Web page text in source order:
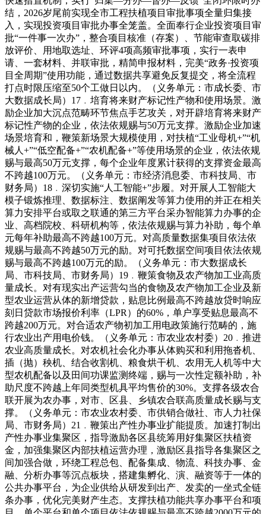
结，2026岁尾前实现全市工程扶植项目审批事项全量归集接
入，实现投资项目审批办事全笼盖。全面奉行企业投资项目审
批“一件事一次办”，整合项目核准（存案）、节能审查取碳排
放评价、用地取选址、环评4项高频审批事项，实行一表申
请、一套材料、并联审批，精简申报材料，完美“政务·投资项
目全周期”使用功能，通过数据共享避免反复提交，将全流程
打点时限压缩至50个工做日以内。（义务单元：市成长委、市
大数据成长局）17﹒培育将来财产标记性产物和使用场景。激
励企业加大沉点范畴环节焦点手艺攻关，对开辟培育将来财产
标记性产物的企业，依法依规赐与50万元支撑。激励企业加速
场景培育和，鞭策新场景大规模使用，对扶植“工业母机+”“机
械人+”“低空配备+”“农机配备+”等使用场景的企业，依法依规
赐与最高50万元支撑，每个企业年度累计获得的支撑资金最高
不跨越100万元。（义务单元：市经济消息委、市科技局、市
财务局）18﹒深切实施“人工智能+”步履。对开展人工智能大
模子锻炼推理、数据标注、数据阐发等算力使用的并正在相关
算力安排平台或取之联通的第三方平台采办智能算力办事的企
业、高档院校、科研机构等，依法依规赐与算力补助，每个单
元每年补助最高不跨越100万元。对高质量数据集项目依法依
规赐与最高不跨越50万元的励。对可托数据空间项目依法依规
赐与最高不跨越100万元的励。（义务单元：市大数据成长
局、市科技局、市财务局）19﹒鞭策食物及农产物加工业高质
量成长。对有现实出产运营勾当的食物及农产物加工企业及新
型农业运营从体的新增贷款，贴息比例最高不跨越放贷时响应
刻日贷款市场报价利率（LPR）的60%，单户享受贴息最高不
跨越200万元。对合适农产物初加工用电政策施行范畴的，施
行农业出产用电价钱。（义务单元：市农业农村委）20﹒推进
农业高质量成长。对农机社会化办事从体购买和利用拖沓机、
插（抛）秧机、结合收割机、粮食烘干机、农用无人机等中大
型农机配备以及田间功课监测终端，赐与一次性定额补助，补
助尺度不跨越上年同类型机具平均售价的30%。支撑各级农合
联开展为农办事，对市、区县、乡镇农合联高质量成长赐与支
撑。（义务单元：市农业农村委、市供销合做社、市人力社保
局、市财务局）21﹒鞭策出产性办事业扩能提质。加速打制出
产性办事业集聚区，指导激励各区县统筹用好集聚区扶植资
金，加强集聚区内部扶植运营办理，激励区县指导各集聚区之
间加强合做，环绕工程总包、配备集成、物流、科技办事、金
融、分析办事等沉点板块，搭建集孵化、演、融资等于一体的
公共办事平台，为企业供给从研发到出产、发卖的一坐式全链
条办事，优化完美财产生态。支撑扶植功能共享办事平台和项